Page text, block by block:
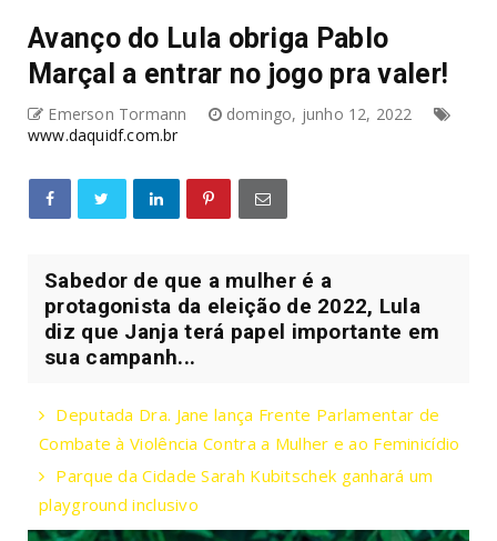
Avanço do Lula obriga Pablo
Marçal a entrar no jogo pra valer!
Emerson Tormann
domingo, junho 12, 2022
www.daquidf.com.br
Sabedor de que a mulher é a
protagonista da eleição de 2022, Lula
diz que Janja terá papel importante em
sua campanh...
Deputada Dra. Jane lança Frente Parlamentar de
Combate à Violência Contra a Mulher e ao Feminicídio
Parque da Cidade Sarah Kubitschek ganhará um
playground inclusivo